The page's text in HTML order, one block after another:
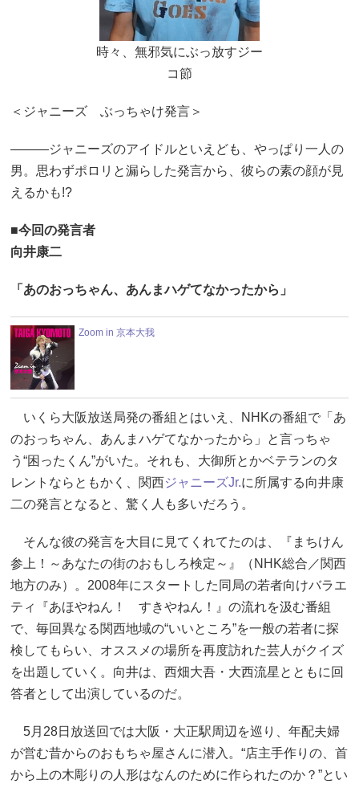
時々、無邪気にぶっ放すジー
コ節
＜ジャニーズ ぶっちゃけ発言＞
―――ジャニーズのアイドルといえども、やっぱり一人の
男。思わずポロリと漏らした発言から、彼らの素の顔が見
えるかも!?
■今回の発言者
向井康二
「あのおっちゃん、あんまハゲてなかったから」
Zoom in 京本大我
いくら大阪放送局発の番組とはいえ、NHKの番組で「あ
のおっちゃん、あんまハゲてなかったから」と言っちゃ
う“困ったくん”がいた。それも、大御所とかベテランのタ
レントならともかく、関西ジャニーズJr.に所属する向井康
二の発言となると、驚く人も多いだろう。
そんな彼の発言を大目に見てくれてたのは、『まちけん
参上！～あなたの街のおもしろ検定～』（NHK総合／関西
地方のみ）。2008年にスタートした同局の若者向けバラエ
ティ『あほやねん！ すきやねん！』の流れを汲む番組
で、毎回異なる関西地域の“いいところ”を一般の若者に探
検してもらい、オススメの場所を再度訪れた芸人がクイズ
を出題していく。向井は、西畑大吾・大西流星とともに回
答者として出演しているのだ。
5月28日放送回では大阪・大正駅周辺を巡り、年配夫婦
が営む昔からのおもちゃ屋さんに潜入。“店主手作りの、首
から上の木彫りの人形はなんのために作られたのか？”とい